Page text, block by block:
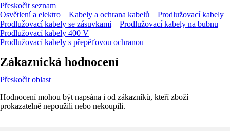
Přeskočit seznam
Osvětlení a elektro
Kabely a ochrana kabelů
Prodlužovací kabely
Prodlužovací kabely se zásuvkami
Prodlužovací kabely na bubnu
Prodlužovací kabely 400 V
Prodlužovací kabely s přepěťovou ochranou
Zákaznická hodnocení
Přeskočit oblast
Hodnocení mohou být napsána i od zákazníků, kteří zboží
prokazatelně nepoužili nebo nekoupili.